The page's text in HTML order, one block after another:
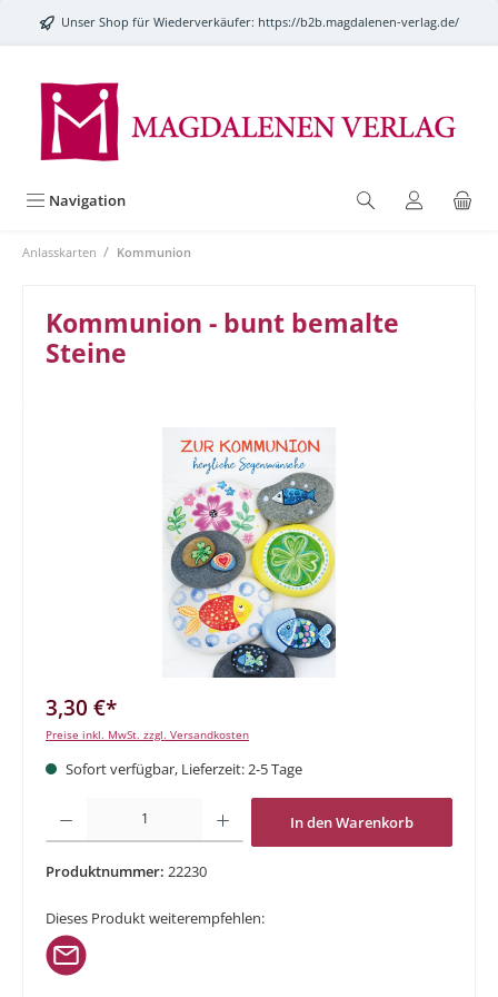
springenUnser Shop für Wiederverkäufer: https://b2b.magdalenen-verlag.de/
Navigation
Anlasskarten / Kommunion
Kommunion - bunt bemalte
Steine
Bildergalerie überspringen
3,30 €*
Preise inkl. MwSt. zzgl. Versandkosten
Sofort verfügbar, Lieferzeit: 2-5 Tage
Produkt Anzahl: Gib den gewünschten Wert ein oder benutze die Schaltflächen um
In den Warenkorb
Produktnummer: 22230
Dieses Produkt weiterempfehlen: